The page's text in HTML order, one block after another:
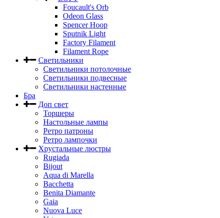
Foucault's Orb
Odeon Glass
Spencer Hoop
Sputnik Light
Factory Filament
Filament Rope
Светильники
Светильники потолочные
Светильники подвесные
Светильники настенные
Бра
Доп свет
Торшеры
Настольные лампы
Ретро патроны
Ретро лампочки
Хрустальные люстры
Rugiada
Bijout
Aqua di Marella
Bacchetta
Benita Diamante
Gaia
Nuova Luce